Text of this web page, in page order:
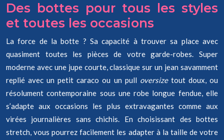
Des bottes pour tous les styles
et toutes les occasions
La force de la botte ? Sa capacité à trouver sa place avec
quasiment toutes les pièces de votre garde-robes. Super
moderne avec une jupe courte, classique sur un jean savamment
replié avec un petit caraco ou un pull oversizetout doux, ou
résolument contemporaine sous une robe longue fendue, elle
s’adapte aux occasions les plus extravagantes comme aux
virées journalières sans chichis. En choisissant des bottes
stretch, vous pourrez facilement les adapter à la taille de votre